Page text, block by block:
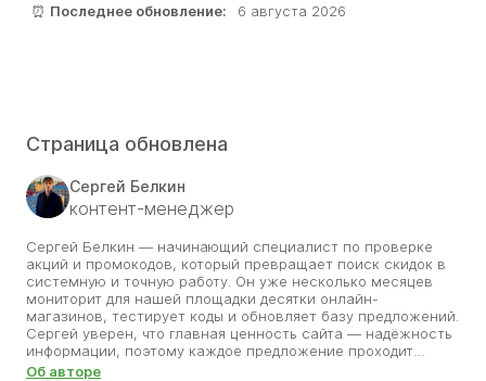
⏰ Последнее обновление: 6 августа 2026
Страница обновлена
Сергей Белкин
контент-менеджер
Сергей Белкин — начинающий специалист по проверке
акций и промокодов, который превращает поиск скидок в
системную и точную работу. Он уже несколько месяцев
мониторит для нашей площадки десятки онлайн-
магазинов, тестирует коды и обновляет базу предложений.
Сергей уверен, что главная ценность сайта — надёжность
информации, поэтому каждое предложение проходит
проверку на корректность и сроки. Его цель — помочь
Об авторе